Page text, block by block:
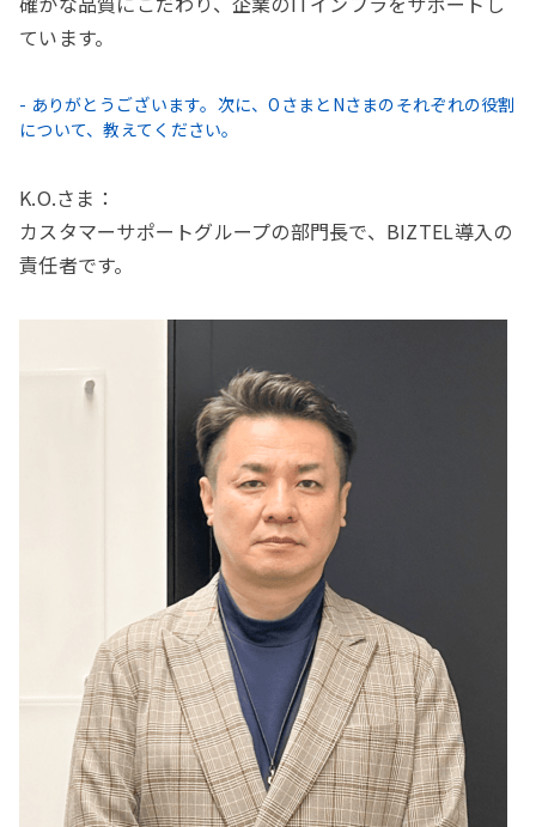
ています。
- ありがとうございます。次に、OさまとNさまのそれぞれの役割
について、教えてください。
K.O.さま：
カスタマーサポートグループの部門長で、BIZTEL導入の
責任者です。